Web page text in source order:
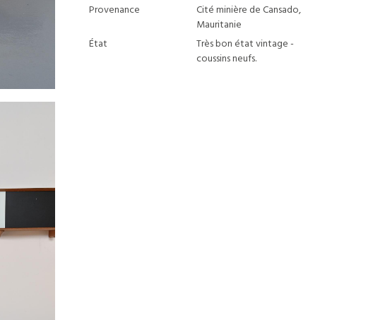
Provenance
Cité minière de Cansado,
Mauritanie
État
Très bon état vintage -
coussins neufs.